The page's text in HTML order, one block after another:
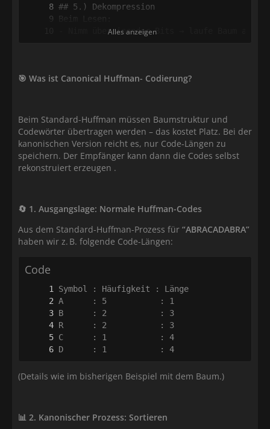
- 💡 **Schritt 4:** Baum mitsenden =
Alles anzeigen
🎯 Was ist Canonical Huffman- Codierung?
Beim Standard-Huffman müssen Baumstruktur und
Codewörter übertragen werden – das kostet Platz. Bei der
kanonischen Version reicht es, nur Code‑Längen zu
speichern. Der Empfänger kann dann die Codes selbst
rekonstruiert erzeugen .
🔄 1. Ausgangslage: Normale Huffman-Codes
Aus dem Standard-Huffman-Prozess für “ABRACADABRA”
haben wir z. B. folgende Code-Längen:
Code
D      : 1           : 4
(Details wie im bisherigen Beispiel mit dem Baum.)
📊 2. Kanonischer Prozess: Sortieren